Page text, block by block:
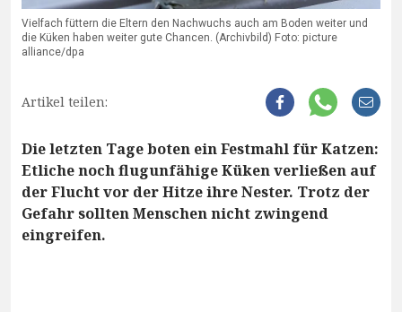
Vielfach füttern die Eltern den Nachwuchs auch am Boden weiter und
die Küken haben weiter gute Chancen. (Archivbild) Foto: picture
alliance/dpa
Artikel teilen:
Die letzten Tage boten ein Festmahl für Katzen:
Etliche noch flugunfähige Küken verließen auf
der Flucht vor der Hitze ihre Nester. Trotz der
Gefahr sollten Menschen nicht zwingend
eingreifen.